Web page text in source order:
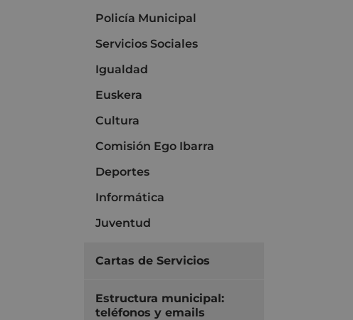
Policía Municipal
Servicios Sociales
Igualdad
Euskera
Cultura
Comisión Ego Ibarra
Deportes
Informática
Juventud
Cartas de Servicios
Estructura municipal:
teléfonos y emails